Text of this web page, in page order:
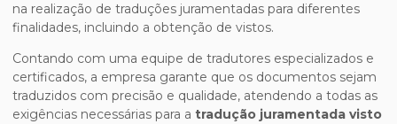
na realização de traduções juramentadas para diferentes
finalidades, incluindo a obtenção de vistos.
Contando com uma equipe de tradutores especializados e
certificados, a empresa garante que os documentos sejam
traduzidos com precisão e qualidade, atendendo a todas as
exigências necessárias para a tradução juramentada visto